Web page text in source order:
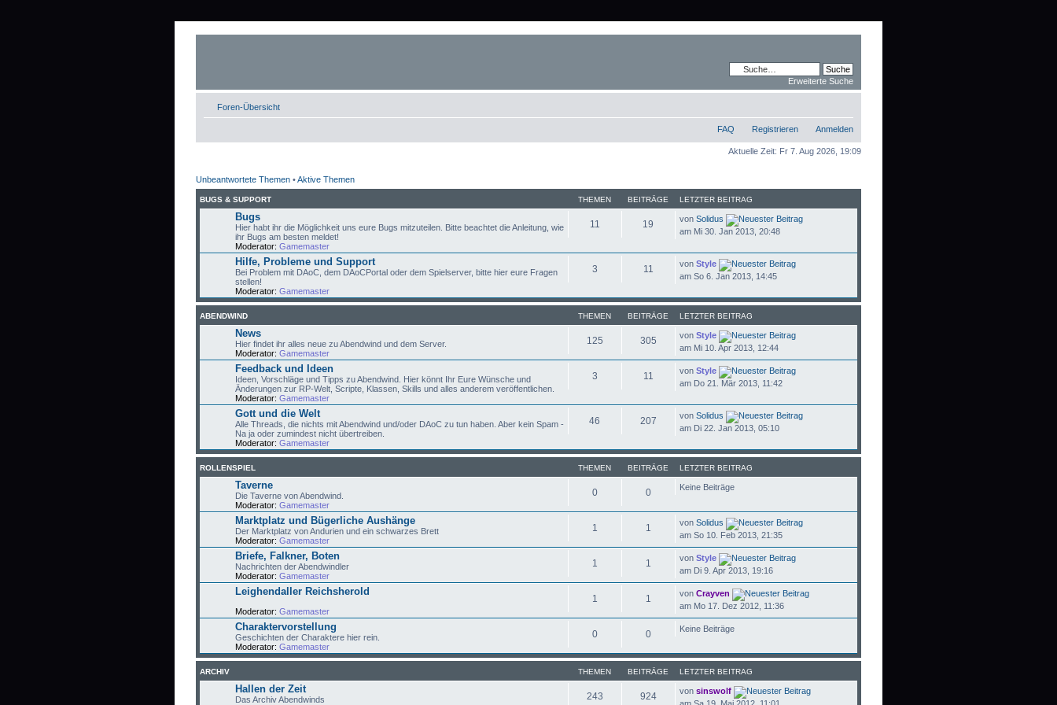
Erweiterte Suche
Foren-Übersicht
FAQ Registrieren Anmelden
Aktuelle Zeit: Fr 7. Aug 2026, 19:09
Unbeantwortete Themen •Aktive Themen
BUGS & SUPPORT THEMEN BEITRÄGE LETZTER BEITRAG
Bugs
Hier habt ihr die Möglichkeit uns eure Bugs mitzuteilen. Bitte beachtet die Anleitung, wie
ihr Bugs am besten meldet!
Moderator: Gamemaster
11 19 von Solidus
am Mi 30. Jan 2013, 20:48
Hilfe, Probleme und Support
Bei Problem mit DAoC, dem DAoCPortal oder dem Spielserver, bitte hier eure Fragen
stellen!
Moderator: Gamemaster
3 11 von Style
am So 6. Jan 2013, 14:45
ABENDWIND THEMEN BEITRÄGE LETZTER BEITRAG
News
Hier findet ihr alles neue zu Abendwind und dem Server.
Moderator: Gamemaster
125 305 von Style
am Mi 10. Apr 2013, 12:44
Feedback und Ideen
Ideen, Vorschläge und Tipps zu Abendwind. Hier könnt Ihr Eure Wünsche und
Änderungen zur RP-Welt, Scripte, Klassen, Skills und alles anderem veröffentlichen.
Moderator: Gamemaster
3 11 von Style
am Do 21. Mär 2013, 11:42
Gott und die Welt
Alle Threads, die nichts mit Abendwind und/oder DAoC zu tun haben. Aber kein Spam -
Na ja oder zumindest nicht übertreiben.
Moderator: Gamemaster
46 207 von Solidus
am Di 22. Jan 2013, 05:10
ROLLENSPIEL THEMEN BEITRÄGE LETZTER BEITRAG
Taverne
Die Taverne von Abendwind.
Moderator: Gamemaster
0 0 Keine Beiträge
Marktplatz und Bügerliche Aushänge
Der Marktplatz von Andurien und ein schwarzes Brett
Moderator: Gamemaster
1 1 von Solidus
am So 10. Feb 2013, 21:35
Briefe, Falkner, Boten
Nachrichten der Abendwindler
Moderator: Gamemaster
1 1 von Style
am Di 9. Apr 2013, 19:16
Leighendaller Reichsherold
Moderator: Gamemaster
1 1 von Crayven
am Mo 17. Dez 2012, 11:36
Charaktervorstellung
Geschichten der Charaktere hier rein.
Moderator: Gamemaster
0 0 Keine Beiträge
ARCHIV THEMEN BEITRÄGE LETZTER BEITRAG
Hallen der Zeit
Das Archiv Abendwinds
243 924 von sinswolf
am Sa 19. Mai 2012, 11:01